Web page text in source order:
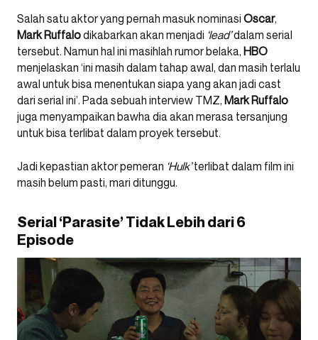
Salah satu aktor yang pernah masuk nominasi Oscar,
Mark Ruffalodikabarkan akan menjadi ‘lead’dalam serial
tersebut. Namun hal ini masihlah rumor belaka, HBO
menjelaskan ‘ini masih dalam tahap awal, dan masih terlalu
awal untuk bisa menentukan siapa yang akan jadi cast
dari serial ini’. Pada sebuah interview TMZ, Mark Ruffalo
juga menyampaikan bawha dia akan merasa tersanjung
untuk bisa terlibat dalam proyek tersebut.
Jadi kepastian aktor pemeran ‘Hulk’terlibat dalam film ini
masih belum pasti, mari ditunggu.
Serial ‘Parasite’ Tidak Lebih dari 6
Episode